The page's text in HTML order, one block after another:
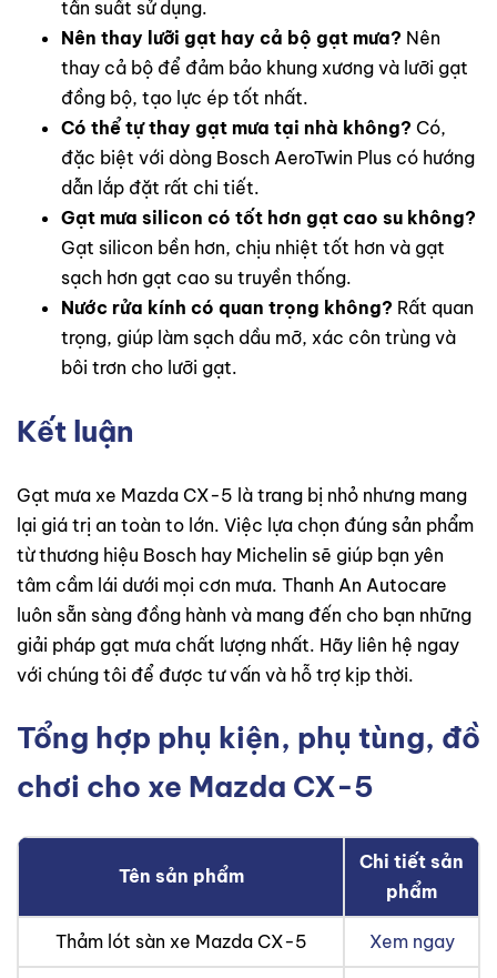
tần suất sử dụng.
Nên thay lưỡi gạt hay cả bộ gạt mưa? Nên
thay cả bộ để đảm bảo khung xương và lưỡi gạt
đồng bộ, tạo lực ép tốt nhất.
Có thể tự thay gạt mưa tại nhà không? Có,
đặc biệt với dòng Bosch AeroTwin Plus có hướng
dẫn lắp đặt rất chi tiết.
Gạt mưa silicon có tốt hơn gạt cao su không?
Gạt silicon bền hơn, chịu nhiệt tốt hơn và gạt
sạch hơn gạt cao su truyền thống.
Nước rửa kính có quan trọng không? Rất quan
trọng, giúp làm sạch dầu mỡ, xác côn trùng và
bôi trơn cho lưỡi gạt.
Kết luận
Gạt mưa xe Mazda CX-5 là trang bị nhỏ nhưng mang
lại giá trị an toàn to lớn. Việc lựa chọn đúng sản phẩm
từ thương hiệu Bosch hay Michelin sẽ giúp bạn yên
tâm cầm lái dưới mọi cơn mưa. Thanh An Autocare
luôn sẵn sàng đồng hành và mang đến cho bạn những
giải pháp gạt mưa chất lượng nhất. Hãy liên hệ ngay
với chúng tôi để được tư vấn và hỗ trợ kịp thời.
Tổng hợp phụ kiện, phụ tùng, đồ
chơi cho xe Mazda CX-5
Tên sản phẩm
Chi tiết sản
phẩm
Thảm lót sàn xe Mazda CX-5 Xem ngay